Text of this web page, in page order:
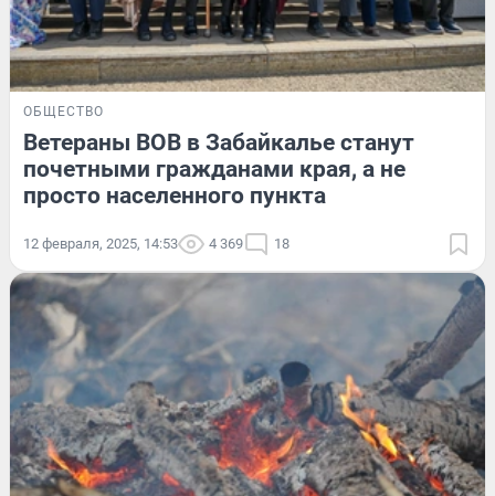
ОБЩЕСТВО
Ветераны ВОВ в Забайкалье станут
почетными гражданами края, а не
просто населенного пункта
12 февраля, 2025, 14:53 4 369 18